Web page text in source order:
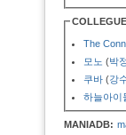
The
모노 (박
쿠바 (강
하늘아이
MANIADB: